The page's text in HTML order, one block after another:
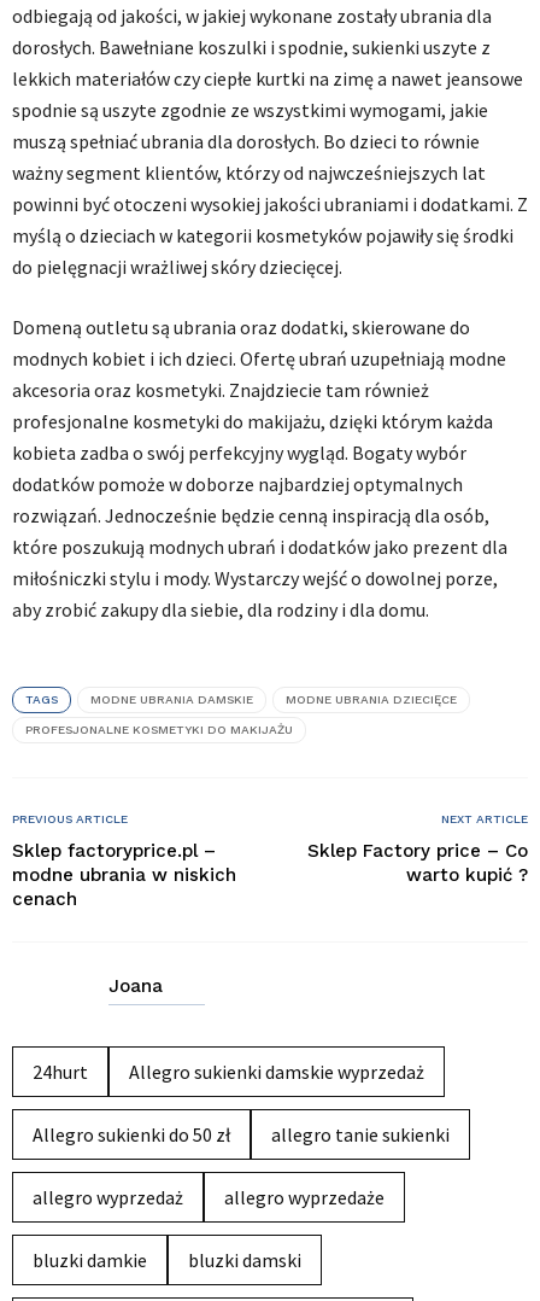
odbiegają od jakości, w jakiej wykonane zostały ubrania dla
dorosłych. Bawełniane koszulki i spodnie, sukienki uszyte z
lekkich materiałów czy ciepłe kurtki na zimę a nawet jeansowe
spodnie są uszyte zgodnie ze wszystkimi wymogami, jakie
muszą spełniać ubrania dla dorosłych. Bo dzieci to równie
ważny segment klientów, którzy od najwcześniejszych lat
powinni być otoczeni wysokiej jakości ubraniami i dodatkami. Z
myślą o dzieciach w kategorii kosmetyków pojawiły się środki
do pielęgnacji wrażliwej skóry dziecięcej.
Domeną outletu są ubrania oraz dodatki, skierowane do
modnych kobiet i ich dzieci. Ofertę ubrań uzupełniają modne
akcesoria oraz kosmetyki. Znajdziecie tam również
profesjonalne kosmetyki do makijażu, dzięki którym każda
kobieta zadba o swój perfekcyjny wygląd. Bogaty wybór
dodatków pomoże w doborze najbardziej optymalnych
rozwiązań. Jednocześnie będzie cenną inspiracją dla osób,
które poszukują modnych ubrań i dodatków jako prezent dla
miłośniczki stylu i mody. Wystarczy wejść o dowolnej porze,
aby zrobić zakupy dla siebie, dla rodziny i dla domu.
TAGS MODNE UBRANIA DAMSKIE MODNE UBRANIA DZIECIĘCE
PROFESJONALNE KOSMETYKI DO MAKIJAŻU
PREVIOUS ARTICLE
Sklep factoryprice.pl –
modne ubrania w niskich
cenach
NEXT ARTICLE
Sklep Factory price – Co
warto kupić ?
Joana
24hurt Allegro sukienki damskie wyprzedaż
Allegro sukienki do 50 zł allegro tanie sukienki
allegro wyprzedaż allegro wyprzedaże
bluzki damkie bluzki damski